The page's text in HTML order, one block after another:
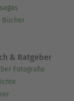
Bücher
& Ratgeber
Fotografie